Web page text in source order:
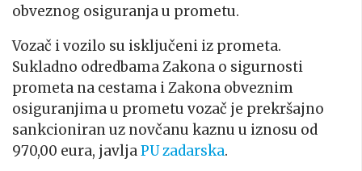
obveznog osiguranja u prometu.
Vozač i vozilo su isključeni iz prometa.
Sukladno odredbama Zakona o sigurnosti
prometa na cestama i Zakona obveznim
osiguranjima u prometu vozač je prekršajno
sankcioniran uz novčanu kaznu u iznosu od
970,00 eura, javljaPU zadarska.